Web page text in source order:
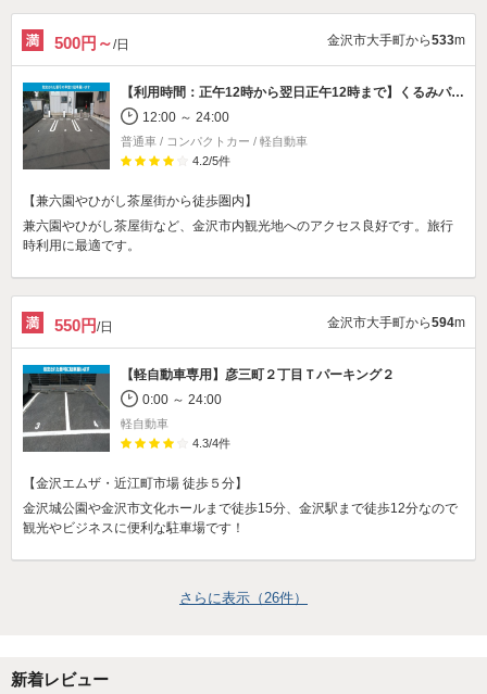
500円～/日 金沢市大手町から533m
【利用時間：正午12時から翌日正午12時まで】
くるみパーキング
12:00 ～ 24:00
普通車 / コンパクトカー / 軽自動車
4.2/5件
【兼六園やひがし茶屋街から徒歩圏内】
兼六園やひがし茶屋街など、金沢市内観光地へのアクセス良好です。旅行
時利用に最適です。
550円/日 金沢市大手町から594m
【軽自動車専用】 彦三町２丁目Ｔパーキング２
0:00 ～ 24:00
軽自動車
4.3/4件
【金沢エムザ・近江町市場 徒歩５分】
金沢城公園や金沢市文化ホールまで徒歩15分、金沢駅まで徒歩12分なので
観光やビジネスに便利な駐車場です！
さらに表示（26件）
新着レビュー